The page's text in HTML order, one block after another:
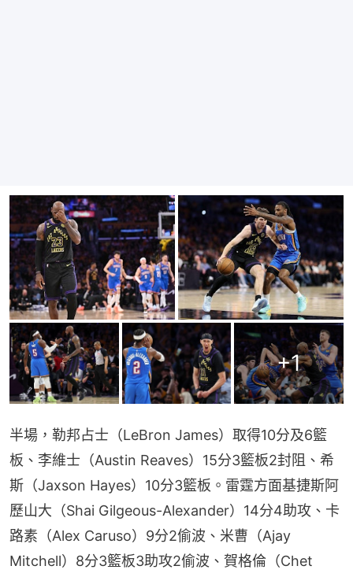
+1
半場，勒邦占士（LeBron James）取得10分及6籃
板、李維士（Austin Reaves）15分3籃板2封阻、希
斯（Jaxson Hayes）10分3籃板。雷霆方面基捷斯阿
歷山大（Shai Gilgeous-Alexander）14分4助攻、卡
路素（Alex Caruso）9分2偷波、米曹（Ajay
Mitchell）8分3籃板3助攻2偷波、賀格倫（Chet